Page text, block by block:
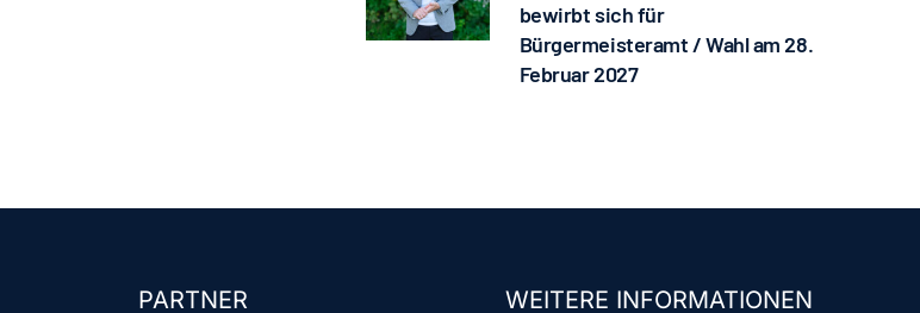
bewirbt sich für
Bürgermeisteramt / Wahl am 28.
Februar 2027
PARTNER WEITERE INFORMATIONEN